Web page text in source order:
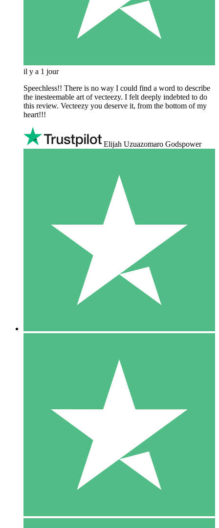
il y a 1 jour
Speechless!! There is no way I could find a word to describe
the inesteemable art of vecteezy. I felt deeply indebted to do
this review. Vecteezy you deserve it, from the bottom of my
heart!!!
Elijah Uzuazomaro Godspower